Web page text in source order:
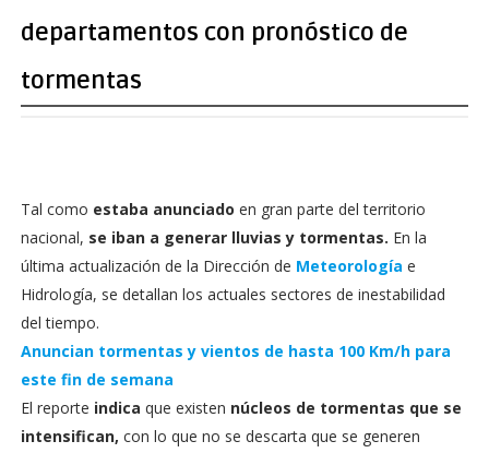
departamentos con pronóstico de
tormentas
Tal como estaba anunciado en gran parte del territorio
nacional, se iban a generar lluvias y tormentas. En la
última actualización de la Dirección de Meteorología e
Hidrología, se detallan los actuales sectores de inestabilidad
del tiempo.
Anuncian tormentas y vientos de hasta 100 Km/h para
este fin de semana
El reporte indica que existen núcleos de tormentas que se
intensifican, con lo que no se descarta que se generen